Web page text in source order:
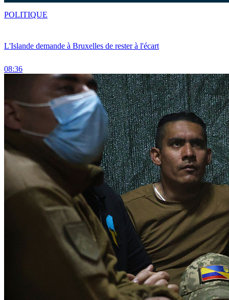
L'Islande demande à Bruxelles de rester à l'écart
08:36
POLITIQUE